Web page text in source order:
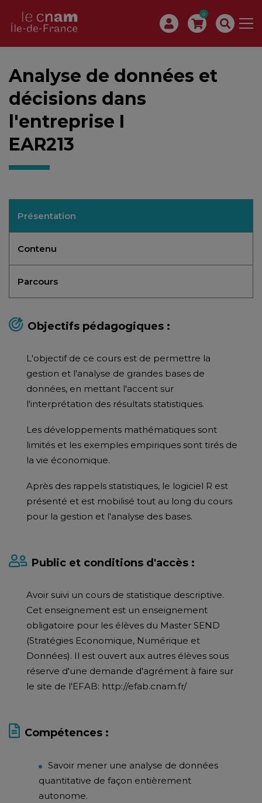
0
Analyse de données et
décisions dans
l'entreprise I
EAR213
Présentation
Contenu
Parcours
Objectifs pédagogiques :
L'objectif de ce cours est de permettre la
gestion et l'analyse de grandes bases de
données, en mettant l'accent sur
l'interprétation des résultats statistiques.
Les développements mathématiques sont
limités et les exemples empiriques sont tirés de
la vie économique.
Après des rappels statistiques, le logiciel R est
présenté et est mobilisé tout au long du cours
pour la gestion et l'analyse des bases.
Public et conditions d'accès :
Avoir suivi un cours de statistique descriptive.
Cet enseignement est un enseignement
obligatoire pour les élèves du Master SEND
(Stratégies Economique, Numérique et
Données). Il est ouvert aux autres élèves sous
réserve d'une demande d'agrément à faire sur
le site de l'EFAB: http://efab.cnam.fr/
Compétences :
Savoir mener une analyse de données
quantitative de façon entièrement
autonome.